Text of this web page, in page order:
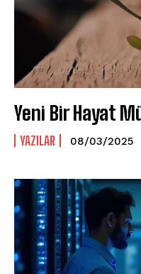
Yeni Bir Hayat
YAZILAR 08/03/2025